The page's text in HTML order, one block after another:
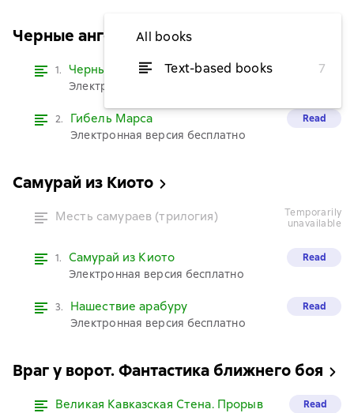
All books
Text-based books
7
Черные ангелы
1. Черные ангелы
Электронная версия бесплатно
Read
2. Гибель Марса
Электронная версия бесплатно
Read
Самурай из Киото
Месть самураев (трилогия)
temporarily
unavailable
1. Самурай из Киото
Электронная версия бесплатно
Read
3. Нашествие арабуру
Электронная версия бесплатно
Read
Враг у ворот. Фантастика ближнего боя
Великая Кавказская Стена. Прорыв
Read